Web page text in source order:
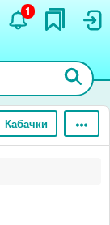
1
Кабачки